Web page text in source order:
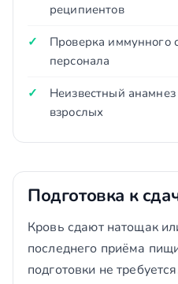
реципиентов
Проверка иммунного
персонала
Неизвестный
взрослых
Подготовка к
Кровь сдают натощак
последнего приёма
подготовки не